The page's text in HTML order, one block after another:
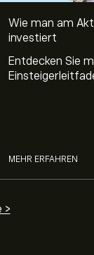
Wie man am
investiert
Entdecken Sie
MEHR ERFAHREN
>